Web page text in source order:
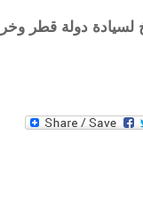
لسيادة دولة قطر